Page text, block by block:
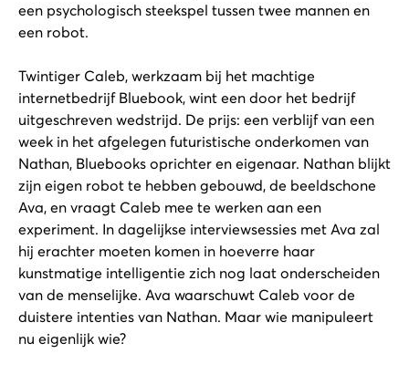
een psychologisch steekspel tussen twee mannen en
een robot.
Twintiger Caleb, werkzaam bij het machtige
internetbedrijf Bluebook, wint een door het bedrijf
uitgeschreven wedstrijd. De prijs: een verblijf van een
week in het afgelegen futuristische onderkomen van
Nathan, Bluebooks oprichter en eigenaar. Nathan blijkt
zijn eigen robot te hebben gebouwd, de beeldschone
Ava, en vraagt Caleb mee te werken aan een
experiment. In dagelijkse interviewsessies met Ava zal
hij erachter moeten komen in hoeverre haar
kunstmatige intelligentie zich nog laat onderscheiden
van de menselijke. Ava waarschuwt Caleb voor de
duistere intenties van Nathan. Maar wie manipuleert
nu eigenlijk wie?